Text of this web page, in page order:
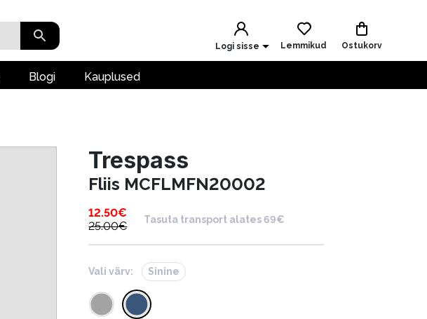
Logi sisse Lemmikud Ostukorv
Blogi Kauplused
Trespass
Fliis MCFLMFN20002
12.50€
25.00€
Tasuta transport alates 69€
Vali värv: Sinine